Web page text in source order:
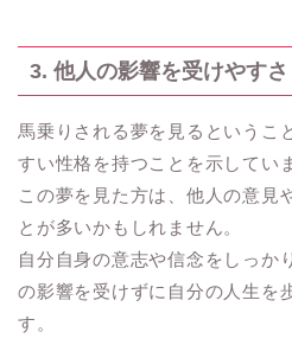
3. 他人の影響を受けやすさ
馬乗りされる夢を見るというこ
すい性格を持つことを示してい
この夢を見た方は、他人の意見
とが多いかもしれません。
自分自身の意志や信念をしっか
の影響を受けずに自分の人生を
す。